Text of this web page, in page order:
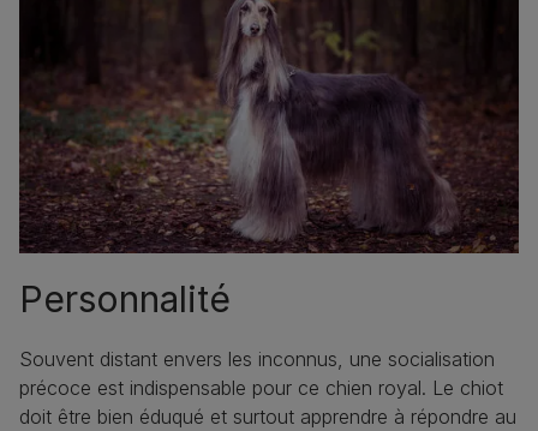
Personnalité
Souvent distant envers les inconnus, une socialisation
précoce est indispensable pour ce chien royal. Le chiot
doit être bien éduqué et surtout apprendre à répondre au